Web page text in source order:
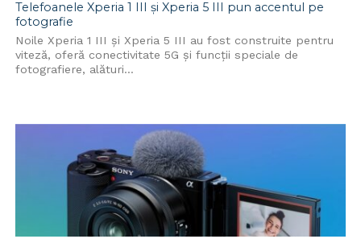
Telefoanele Xperia 1 III și Xperia 5 III pun accentul pe
fotografie
Noile Xperia 1 III și Xperia 5 III au fost construite pentru
viteză, oferă conectivitate 5G și funcții speciale de
fotografiere, alături...